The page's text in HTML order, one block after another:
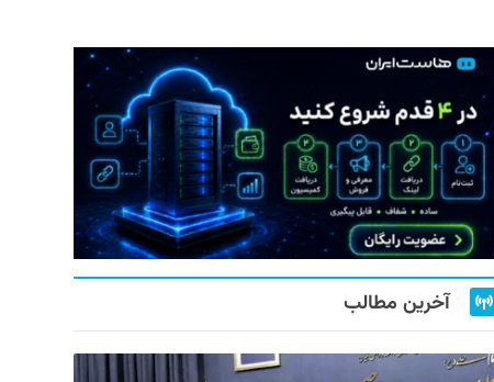
آخرین مطالب